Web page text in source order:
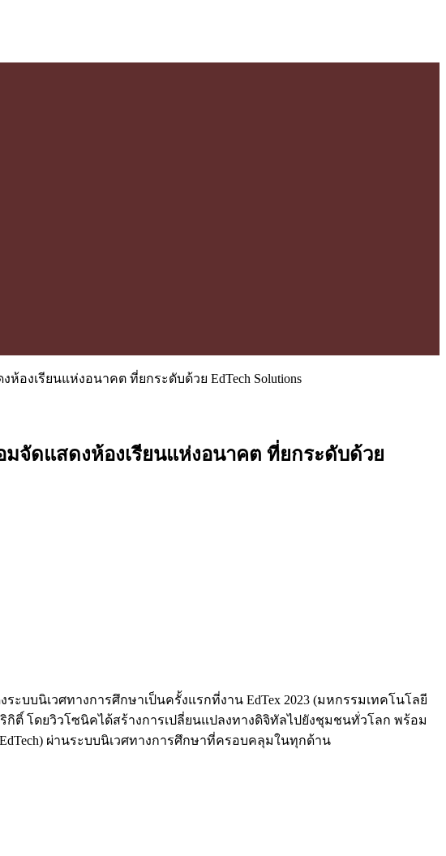
องเรียนแห่งอนาคต ที่ยกระดับด้วย EdTech Solutions
มจัดแสดงห้องเรียนแห่งอนาคต ที่ยกระดับด้วย
บบนิเวศทางการศึกษาเป็นครั้งแรกที่งาน EdTex 2023 (มหกรรมเทคโนโลยี
ติ์ โดยวิวโซนิคได้สร้างการเปลี่ยนแปลงทางดิจิทัลไปยังชุมชนทั่วโลก พร้อม
ผ่านระบบนิเวศทางการศึกษาที่ครอบคลุมในทุกด้าน